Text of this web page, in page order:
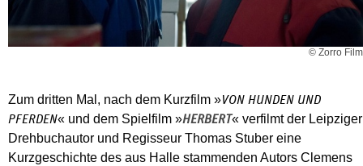
© Zorro Film
Zum dritten Mal, nach dem Kurzfilm »VON HUNDEN UND
PFERDEN« und dem Spielfilm »HERBERT« verfilmt der Leipziger
Drehbuchautor und Regisseur Thomas Stuber eine
Kurzgeschichte des aus Halle stammenden Autors Clemens